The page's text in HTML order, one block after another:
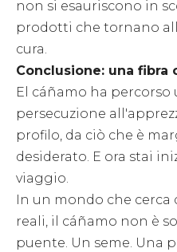
non si esauriscono in
prodotti che tornano
cura.
Conclusione: una
El cáñamo ha
persecuzione
profilo, da ciò che è
desiderato. E ora stai
viaggio.
In un mondo che
reali, il cáñamo non è
puente. Un seme. Una